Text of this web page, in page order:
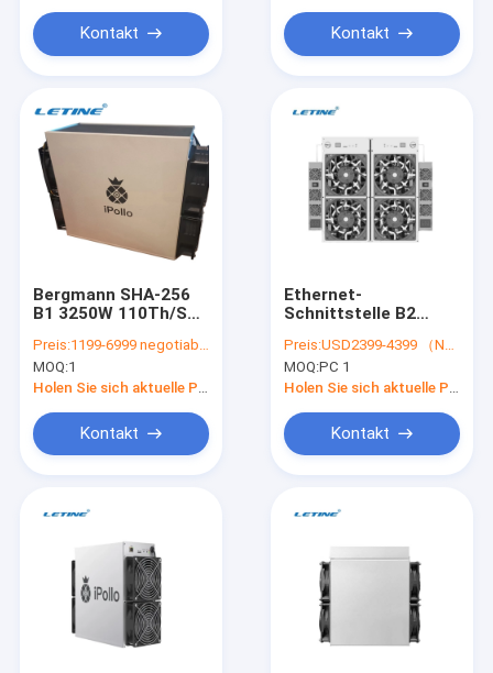
Kontakt Kontakt
Bergmann SHA-256
B1 3250W 110Th/S
Preis:1199-6999 negotiable
MOQ:1
Kontakt
Ethernet-
Schnittstelle B2
Bergmann-3250W
SHA-256 75db
Preis:USD2399-4399 （Negotiable）
MOQ:PC 1
Kontakt